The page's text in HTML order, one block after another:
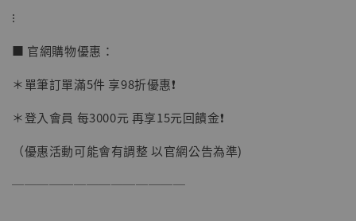
NT$ 1,500
⁝
■ 官網購物優惠：
＊單筆訂單滿5件 享98折優惠❗️
＊登入會員 每3000元 再享15元回饋金❗️
（優惠活動可能會有調整 以官網公告為準)
──────────────